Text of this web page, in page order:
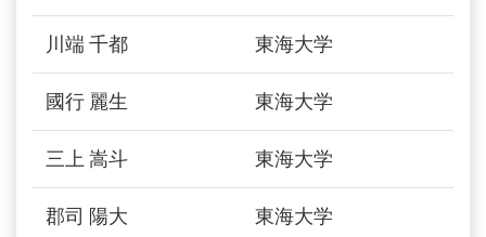
川端 千都 東海大学
國行 麗生 東海大学
三上 嵩斗 東海大学
郡司 陽大 東海大学